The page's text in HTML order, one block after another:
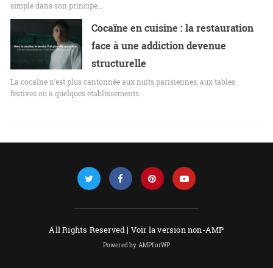
simple dans son principe…
Cocaïne en cuisine : la restauration
face à une addiction devenue
structurelle
La cocaïne n’est plus cantonnée aux nuits parisiennes, aux tables
festives ou à quelques établissements…
All Rights Reserved | Voir la version non-AMP
Powered by AMPforWP